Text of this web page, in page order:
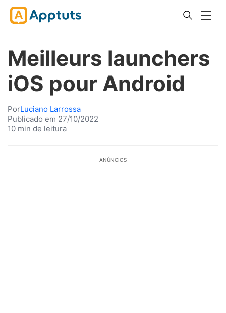
Meilleurs launchers
iOS pour Android
PorLuciano Larrossa
Publicado em 27/10/2022
10 min de leitura
ANÚNCIOS